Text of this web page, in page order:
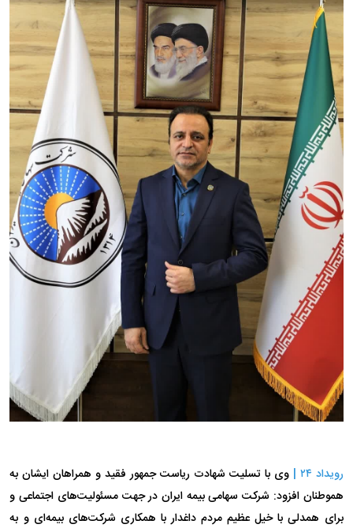
رویداد ۲۴ |
وی با تسلیت شهادت ریاست جمهور فقید و همراهان ایشان به
هموطنان افزود: شرکت سهامی بیمه ایران در جهت مسئولیت‌های اجتماعی و
برای همدلی با خیل عظیم مردم داغدار با همکاری شرکت‌های بیمه‌ای و به